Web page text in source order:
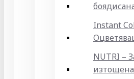
Instant
NUTRI –
изтощена